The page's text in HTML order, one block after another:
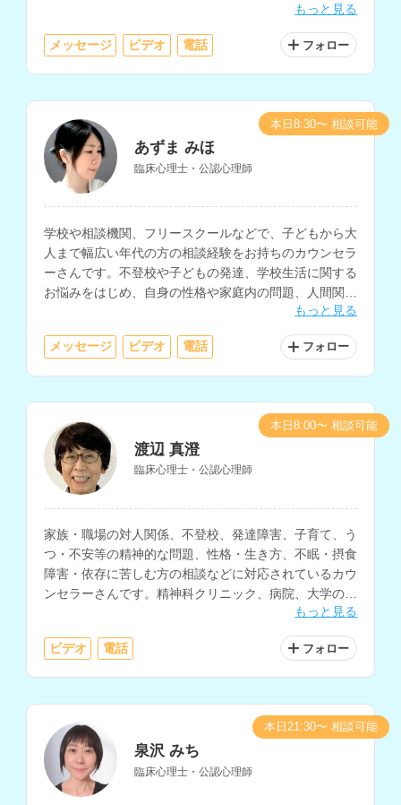
ーなど、教育・福祉・行政の現場での勤務経験をお持ち
もっと見る
メッセージ ビデオ 電話 フォロー
あずま みほ
臨床心理士・公認心理師
学校や相談機関、フリースクールなどで、子どもから大
人まで幅広い年代の方の相談経験をお持ちのカウンセラ
ーさんです。不登校や子どもの発達、学校生活に関する
お悩みをはじめ、自身の性格や家庭内の問題、人間関
係、職場での悩みなど、多様な相談に対応されていま
もっと見る
メッセージ ビデオ 電話 フォロー
本日8:30〜 相談可能
渡辺 真澄
臨床心理士・公認心理師
家族・職場の対人関係、不登校、発達障害、子育て、う
つ・不安等の精神的な問題、性格・生き方、不眠・摂食
障害・依存に苦しむ方の相談などに対応されているカウ
ンセラーさんです。精神科クリニック、病院、大学の学
生相談室、高校、カウンセリングルームなどでの相談経
もっと見る
ビデオ 電話 フォロー
本日8:00〜 相談可能
泉沢 みち
臨床心理士・公認心理師
本日21:30〜 相談可能